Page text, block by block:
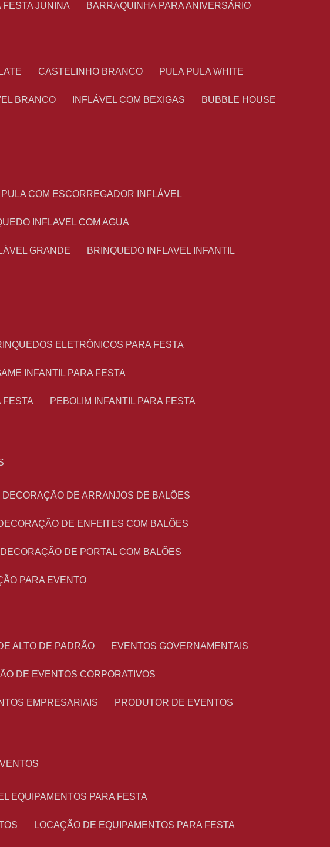
FESTA JUNINA BARRAQUINHA PARA ANIVERSÁRIO
CASTELINHO BRANCO PULA PULA WHITE
BRANCO INFLÁVEL COM BEXIGAS BUBBLE HOUSE
PULA COM ESCORREGADOR INFLÁVEL
INFLAVEL COM AGUA
GRANDE BRINQUEDO INFLAVEL INFANTIL
ELETRÔNICOS PARA FESTA
GAME INFANTIL PARA FESTA
FESTA PEBOLIM INFANTIL PARA FESTA
DECORAÇÃO DE ARRANJOS DE BALÕES
DECORAÇÃO DE ENFEITES COM BALÕES
DECORAÇÃO DE PORTAL COM BALÕES
PARA EVENTO
ALTO DE PADRÃO EVENTOS GOVERNAMENTAIS
DE EVENTOS CORPORATIVOS
EMPRESARIAIS PRODUTOR DE EVENTOS
EQUIPAMENTOS PARA FESTA
LOCAÇÃO DE EQUIPAMENTOS PARA FESTA